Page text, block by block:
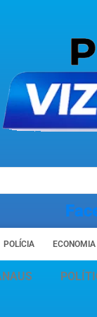
POLÍCIA ECONOMIA